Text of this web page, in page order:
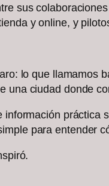
sus
y online, y
lo que llamamos
una ciudad donde
para entender